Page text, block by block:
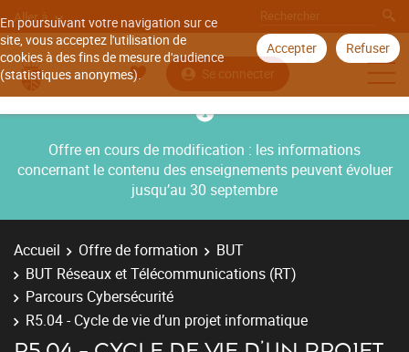
En poursuivant votre navigation sur ce
site, vous acceptez l'utilisation de
cookies à des fins de mesure d'audience
(statistiques anonymes).
Accepter Refuser
Aller à
Se connecter
Offre en cours de modification : les informations
concernant le contenu des enseignements peuvent évoluer
jusqu’au 30 septembre
Accueil Offre de formation
BUT
BUT Réseaux et Télécommunications (RT)
Parcours Cybersécurité
R5.04 - Cycle de vie d’un projet informatique